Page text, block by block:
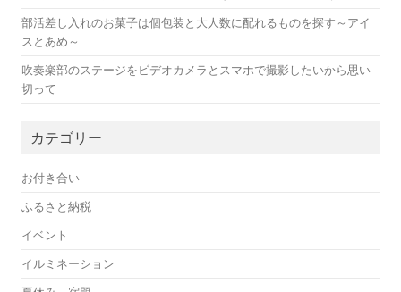
部活差し入れのお菓子は個包装と大人数に配れるものを探す～アイ
スとあめ～
吹奏楽部のステージをビデオカメラとスマホで撮影したいから思い
切って
カテゴリー
お付き合い
ふるさと納税
イベント
イルミネーション